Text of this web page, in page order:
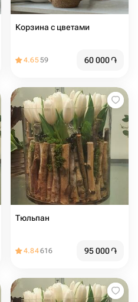
Корзина с цветами ️
4.6559 60 000֏
Тюльпан
4.84616 95 000֏